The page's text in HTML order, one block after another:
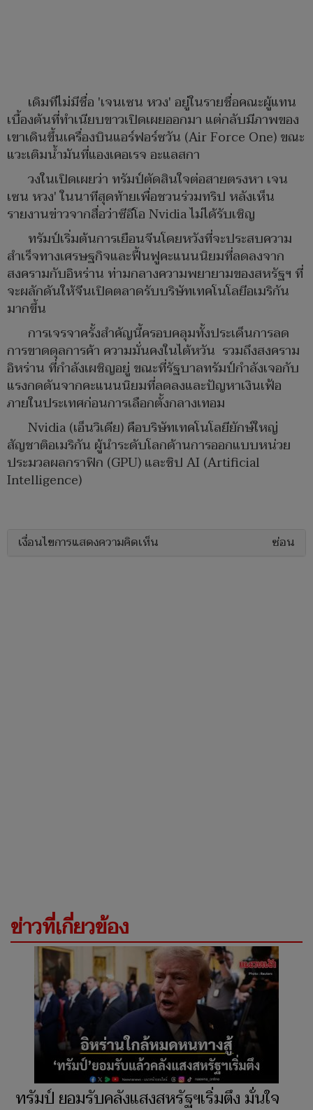
เดิมทีไม่มีชื่อ 'เจนเซน หวง' อยู่ในรายชื่อคณะผู้แทน
เบื้องต้นที่ทำเนียบขาวเปิดเผยออกมา แต่กลับมีภาพของ
เขาเดินขึ้นเครื่องบินแอร์ฟอร์ซวัน (Air Force One) ขณะ
แวะเติมน้ำมันที่แองเคอเรจ อะแลสกา
วงในเปิดเผยว่า ทรัมป์ตัดสินใจต่อสายตรงหา เจน
เซน หวง' ในนาทีสุดท้ายเพื่อชวนร่วมทริป หลังเห็น
รายงานข่าวจากสื่อว่าซีอีโอ Nvidia ไม่ได้รับเชิญ
ทรัมป์เริ่มต้นการเยือนจีนโดยหวังที่จะประสบความ
สำเร็จทางเศรษฐกิจและฟื้นฟูคะแนนนิยมที่ลดลงจาก
สงครามกับอิหร่าน ท่ามกลางความพยายามของสหรัฐฯ ที่
จะผลักดันให้จีนเปิดตลาดรับบริษัทเทคโนโลยีอเมริกัน
มากขึ้น
การเจรจาครั้งสำคัญนี้ครอบคลุมทั้งประเด็นการลด
การขาดดุลการค้า ความมั่นคงในไต้หวัน รวมถึงสงคราม
อิหร่าน ที่กำลังเผชิญอยู่ ขณะที่รัฐบาลทรัมป์กำลังเจอกับ
แรงกดดันจากคะแนนนิยมที่ลดลงและปัญหาเงินเฟ้อ
ภายในประเทศก่อนการเลือกตั้งกลางเทอม
Nvidia (เอ็นวิเดีย)คือบริษัทเทคโนโลยียักษ์ใหญ่
สัญชาติอเมริกัน ผู้นำระดับโลกด้านการออกแบบหน่วย
ประมวลผลกราฟิก (GPU) และชิป AI (Artificial
Intelligence)
เงื่อนไขการแสดงความคิดเห็น ซ่อน
ข่าวที่เกี่ยวข้อง
ทรัมป์ ยอมรับคลังแสงสหรัฐฯเริ่มตึง มั่นใจ